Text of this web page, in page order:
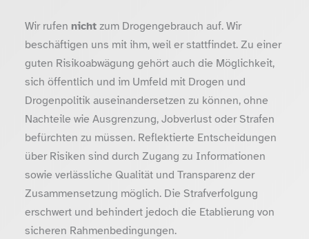
Wir rufen nichtzum Drogengebrauch auf. Wir
beschäftigen uns mit ihm, weil er stattfindet. Zu einer
guten Risikoabwägung gehört auch die Möglichkeit,
sich öffentlich und im Umfeld mit Drogen und
Drogenpolitik auseinandersetzen zu können, ohne
Nachteile wie Ausgrenzung, Jobverlust oder Strafen
befürchten zu müssen. Reflektierte Entscheidungen
über Risiken sind durch Zugang zu Informationen
sowie verlässliche Qualität und Transparenz der
Zusammensetzung möglich. Die Strafverfolgung
erschwert und behindert jedoch die Etablierung von
sicheren Rahmenbedingungen.